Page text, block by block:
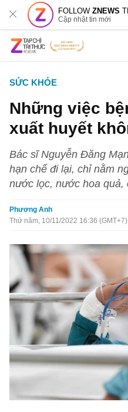
FOLLOWZNEWS
Cập nhật tin mới
SỨC KHỎE
Những việc
xuất huyết
Bác sĩ Nguyễn Đăng
hạn chế đi lại, chỉ nằm
nước lọc, nước hoa quả,
Phương Anh
Thứ năm, 10/11/2022 16:36 (GMT+7)